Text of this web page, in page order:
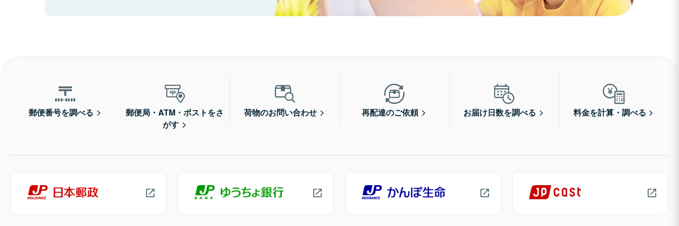
郵便番号を調べる
郵便局・ATM・ポストをさ
がす
荷物のお問い合わせ 再配達のご依頼 お届け日数を調べる 料金を計算・調べる